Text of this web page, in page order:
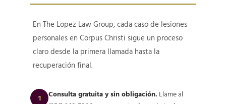
En The Lopez Law Group, cada caso de lesiones
personales en Corpus Christi sigue un proceso
claro desde la primera llamada hasta la
recuperación final.
1 Consulta gratuita y sin obligación. Llame al